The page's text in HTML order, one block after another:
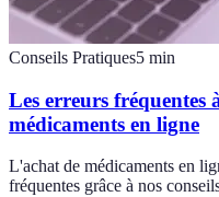
Conseils Pratiques5 min
Les erreurs fréquentes
médicaments en ligne
L'achat de médicaments en
fréquentes grâce à nos